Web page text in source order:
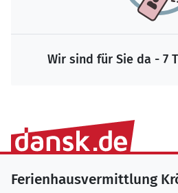
Wir sind für Sie da - 7
Ferienhausvermittlung